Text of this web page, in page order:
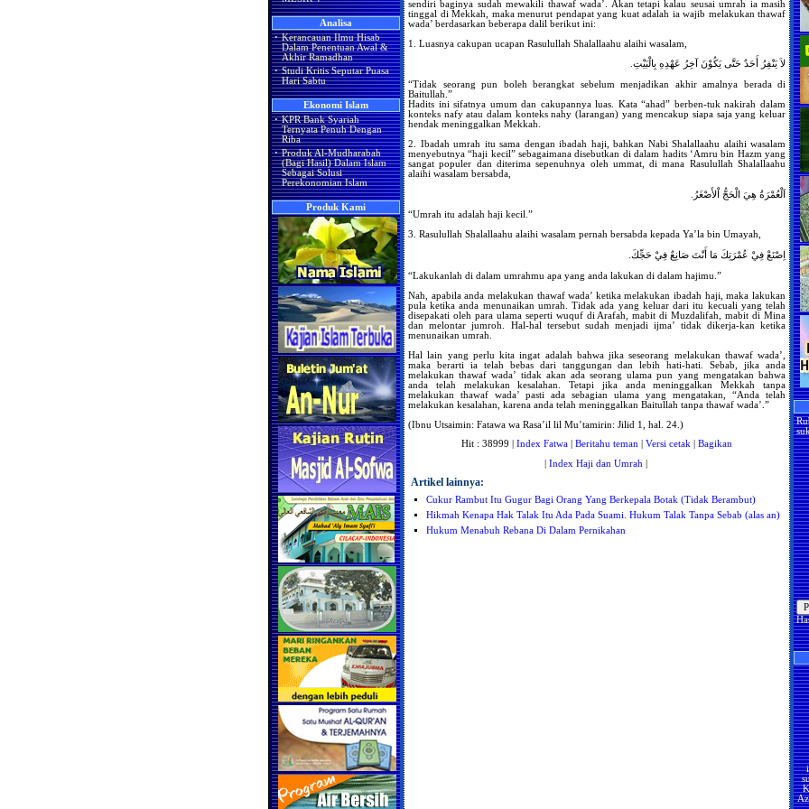
Analisa
· Kerancauan Ilmu Hisab
Dalam Penentuan Awal &
Akhir Ramadhan
· Studi Kritis Seputar Puasa
Hari Sabtu
Ekonomi Islam
· KPR Bank Syariah
Ternyata Penuh Dengan
Riba
· Produk Al-Mudharabah
(Bagi Hasil) Dalam Islam
Sebagai Solusi
Perekonomian Islam
Produk Kami
sendiri baginya sudah mewakili thawaf wada’. Akan tetapi kalau seusai umrah ia masih
tinggal di Mekkah, maka menurut pendapat yang kuat adalah ia wajib melakukan thawaf
wada’ berdasarkan beberapa dalil berikut ini:
1. Luasnya cakupan ucapan Rasulullah Shalallaahu alaihi wasalam,
لاَ يَنْفِرُ أَحَدٌ حَتَّى يَكُوْنَ آخِرُ عَهْدِهِ بِالْبَيْتِ.
“Tidak seorang pun boleh berangkat sebelum menjadikan akhir amalnya berada di
Baitullah.”
Hadits ini sifatnya umum dan cakupannya luas. Kata “ahad” berben-tuk nakirah dalam
konteks nafy atau dalam konteks nahy (larangan) yang mencakup siapa saja yang keluar
hendak meninggalkan Mekkah.
2. Ibadah umrah itu sama dengan ibadah haji, bahkan Nabi Shalallaahu alaihi wasalam
menyebutnya “haji kecil” sebagaimana disebutkan di dalam hadits ‘Amru bin Hazm yang
sangat populer dan diterima sepenuhnya oleh ummat, di mana Rasulullah Shalallaahu
alaihi wasalam bersabda,
اَلْعُمْرَةُ هِيَ الْحَجُّ اْلأَصْغَرُ.
“Umrah itu adalah haji kecil.”
3. Rasulullah Shalallaahu alaihi wasalam pernah bersabda kepada Ya’la bin Umayah,
اِصْنَعْ فِيْ عُمْرَتِكَ مَا أَنْتَ صَانِعٌ فِيْ حَجِّكَ.
“Lakukanlah di dalam umrahmu apa yang anda lakukan di dalam hajimu.”
Nah, apabila anda melakukan thawaf wada’ ketika melakukan ibadah haji, maka lakukan
pula ketika anda menunaikan umrah. Tidak ada yang keluar dari itu kecuali yang telah
disepakati oleh para ulama seperti wuquf di Arafah, mabit di Muzdalifah, mabit di Mina
dan melontar jumroh. Hal-hal tersebut sudah menjadi ijma’ tidak dikerja-kan ketika
menunaikan umrah.
Hal lain yang perlu kita ingat adalah bahwa jika seseorang melakukan thawaf wada’,
maka berarti ia telah bebas dari tanggungan dan lebih hati-hati. Sebab, jika anda
melakukan thawaf wada’ tidak akan ada seorang ulama pun yang mengatakan bahwa
anda telah melakukan kesalahan. Tetapi jika anda meninggalkan Mekkah tanpa
melakukan thawaf wada’ pasti ada sebagian ulama yang mengatakan, “Anda telah
melakukan kesalahan, karena anda telah meninggalkan Baitullah tanpa thawaf wada’.”
(Ibnu Utsaimin: Fatawa wa Rasa’il lil Mu’tamirin: Jilid 1, hal. 24.)
Hit : 38999 | Index Fatwa Beritahu teman Versi cetak
Bagikan
Index Haji dan Umrah
Artikel lainnya:
Cukur Rambut Itu Gugur Bagi Orang Yang Berkepala Botak (Tidak Berambut)
Hikmah Kenapa Hak Talak Itu Ada Pada Suami. Hukum Talak Tanpa Sebab (alas an)
Hukum Menabuh Rebana Di Dalam Pernikahan